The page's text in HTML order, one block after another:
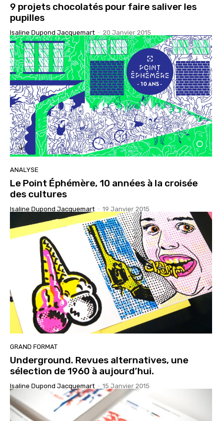
9 projets chocolatés pour faire saliver les
pupilles
Isaline Dupond Jacquemart - 20 Janvier 2015
ANALYSE
Le Point Éphémère, 10 années à la croisée
des cultures
Isaline Dupond Jacquemart - 19 Janvier 2015
GRAND FORMAT
Underground. Revues alternatives, une
sélection de 1960 à aujourd’hui.
Isaline Dupond Jacquemart - 15 Janvier 2015